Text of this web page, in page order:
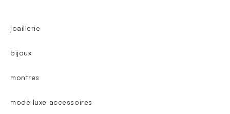
joaillerie
bijoux
montres
mode luxe accessoires